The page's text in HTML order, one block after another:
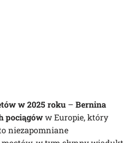
w 2025 roku – Bernina
pociągóww Europie, który
niezapomniane